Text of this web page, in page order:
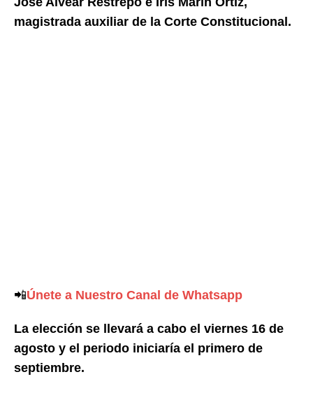
magistrada auxiliar de la Corte Constitucional.
📲Únete a Nuestro Canal de Whatsapp
La elección se llevará a cabo el viernes 16 de
agosto y el periodo iniciaría el primero de
septiembre.